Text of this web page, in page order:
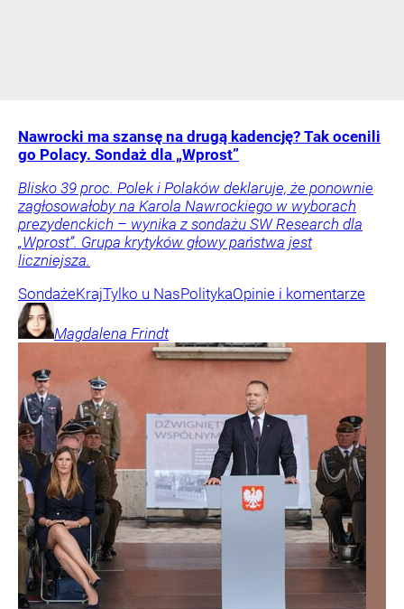
Nawrocki ma szansę na drugą kadencję? Tak ocenili
go Polacy. Sondaż dla „Wprost”
Blisko 39 proc. Polek i Polaków deklaruje, że ponownie
zagłosowałoby na Karola Nawrockiego w wyborach
prezydenckich – wynika z sondażu SW Research dla
„Wprost”. Grupa krytyków głowy państwa jest
liczniejsza.
SondażeKrajTylko u NasPolitykaOpinie i komentarze
Magdalena Frindt